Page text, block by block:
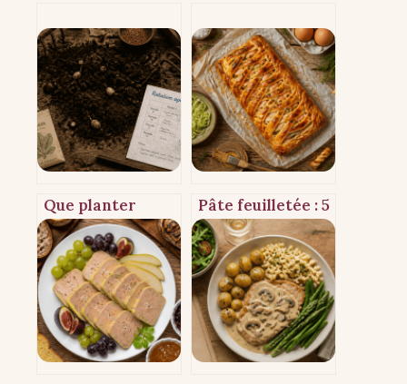
Que planter
après les
pommes de terre
: 3 familles de
légumes et 2
engrais verts
pour régénérer
votre sol
Pâte feuilletée : 5
recettes express,
techniques de
cuisson et
secrets pour un
croustillant
parfait